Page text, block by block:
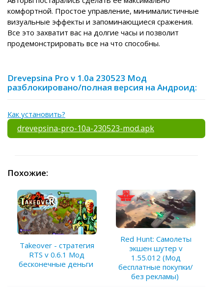
комфортной. Простое управление, минималистичные
визуальные эффекты и запоминающиеся сражения.
Все это захватит вас на долгие часы и позволит
продемонстрировать все на что способны.
Drevepsina Pro v 1.0a 230523 Мод
разблокировано/полная версия на Андроид:
Как установить?
drevepsina-pro-10a-230523-mod.apk
Похожие:
Takeover - стратегия
RTS v 0.6.1 Мод
бесконечные деньги
Red Hunt: Самолеты
экшен шутер v
1.55.012 (Мод
бесплатные покупки/
без рекламы)